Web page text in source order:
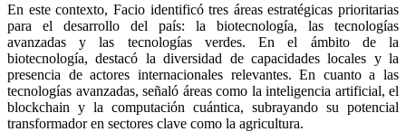
En este contexto, Facio identificó tres áreas estratégicas prioritarias
para el desarrollo del país: la biotecnología, las tecnologías
avanzadas y las tecnologías verdes. En el ámbito de la
biotecnología, destacó la diversidad de capacidades locales y la
presencia de actores internacionales relevantes. En cuanto a las
tecnologías avanzadas, señaló áreas como la inteligencia artificial, el
blockchain y la computación cuántica, subrayando su potencial
transformador en sectores clave como la agricultura.